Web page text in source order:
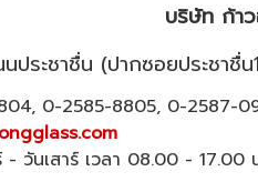
บริษัท ก้า
ประชาชื่น (ปากซอยประชา
0-2585-8805, 0-2587-
- วันเสาร์ เวลา 08.00 - 17.00